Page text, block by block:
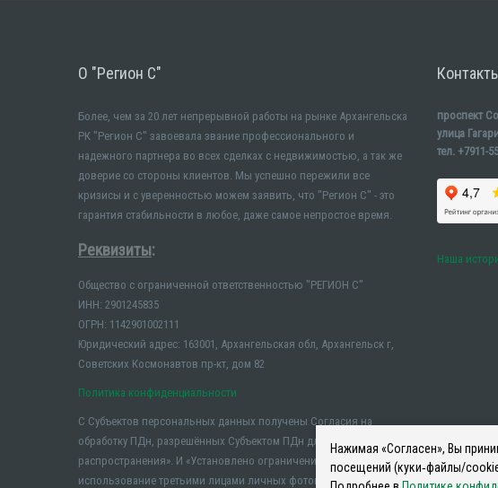
О "Регион С"
Более, чем за 20 лет непрерывной работы на рынке Архангельска
РК "Регион С" завоевала звание профессионального и
надежного партнера во всех сделках с недвижимостью, а так же
доверие со стороны клиентов. Мы успешно пережили все
кризисы и с уверенностью можем заявить, что "Регион С" - это
гарантия стабильности в любое, даже самое непростое время.
Реквизиты:
Общество с ограниченной ответственностью "РЕГИОН С"
ИНН: 2901245835
ОГРН: 1142901002111
Юридический адрес: 163001, Архангельская обл, Архангельск г,
Советских Космонавтов пр-кт, дом 82
Политика конфиденциальности
С Субъектов персональных данных получены Согласия на
обработку ПДн, разрешённых Субъектом ПДн для
распространения». И «Установлено ограничение на
использование третьими лицами личных фотографий и иных
проспект
улица
тел. +7911-
Наша
Нажимая «Согласен», Вы
посещений (куки‑файлы/